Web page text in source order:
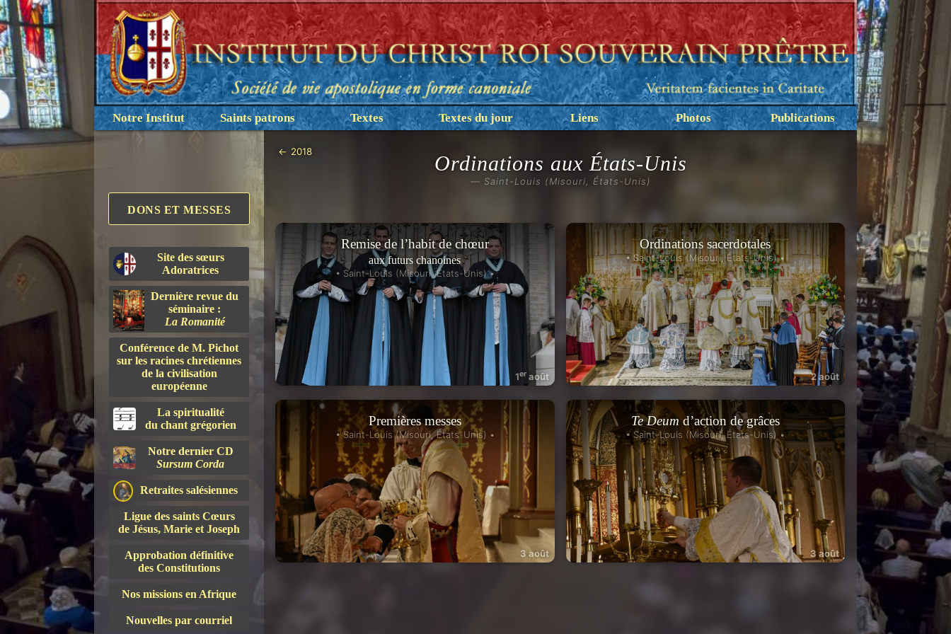
Notre Institut Saints patrons Textes Textes du jour Liens Photos Publications
DONS ET MESSES
Site des sœurs
Adoratrices
Dernière revue du
séminaire :
La Romanité
Conférence de M. Pichot
sur les racines chrétiennes
de la civilisation
européenne
La spiritualité
du chant grégorien
Notre dernier CD
Sursum Corda
Retraites salésiennes
Ligue des saints Cœurs
de Jésus, Marie et Joseph
Approbation définitive
des Constitutions
Nos missions en Afrique
Nouvelles par courriel
← 2018
Ordinations aux États-Unis
— Saint-Louis (Misouri, États-Unis)
Remise de l’habit de chœur
aux futurs chanoines
• Saint-Louis (Misouri, États-Unis) •
1eraoût
Ordinations sacerdotales
• Saint-Louis (Misouri, États-Unis) •
2 août
Premières messes
• Saint-Louis (Misouri, États-Unis) •
3 août
Te Deumd’action de grâces
• Saint-Louis (Misouri, États-Unis) •
3 août